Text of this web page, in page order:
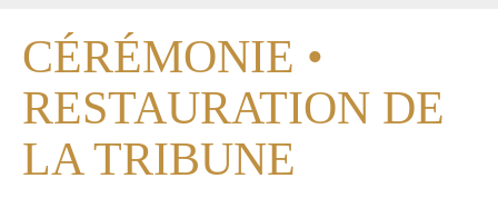
CÉRÉMONIE •
RESTAURATION DE
LA TRIBUNE